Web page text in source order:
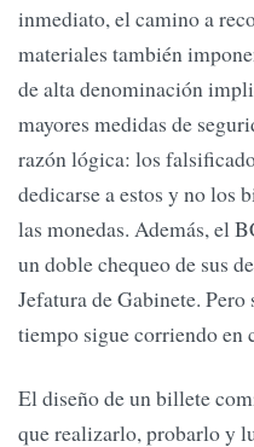
inmediato, el camino a
materiales también
de alta denominación
mayores medidas de
razón lógica: los
dedicarse a estos y no los
las monedas. Además, el
un doble chequeo de sus
Jefatura de Gabinete.
tiempo sigue corriendo en
El diseño de un billete
que realizarlo, probarlo y